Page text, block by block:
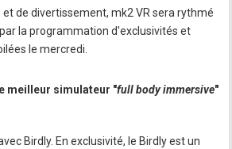
de divertissement, mk2 VR sera rythmé
la programmation d'exclusivités et
le mercredi.
meilleur simulateur "full body immersive"
Birdly. En exclusivité, le Birdly est un